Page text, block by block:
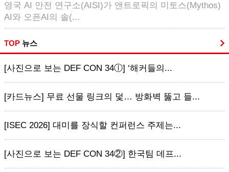
영국 AI 안전 연구소(AISI)가 앤트로픽의 미토스(Mythos)
AI와 오픈AI의 솔(...
TOP 뉴스
[사진으로 보는 DEF CON 34ⓛ] ‘해커들의...
[카드뉴스] 무료 선물 링크의 덫… 방화벽 뚫고 들...
[ISEC 2026] 대미를 장식할 컨퍼런스 주제는...
[사진으로 보는 DEF CON 34②] 한국팀 데프...